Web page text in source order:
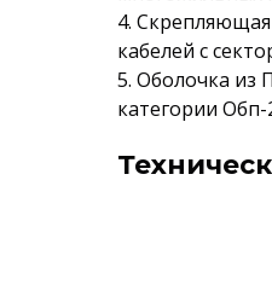
4.
кабелей с
5. Оболочка из
категории